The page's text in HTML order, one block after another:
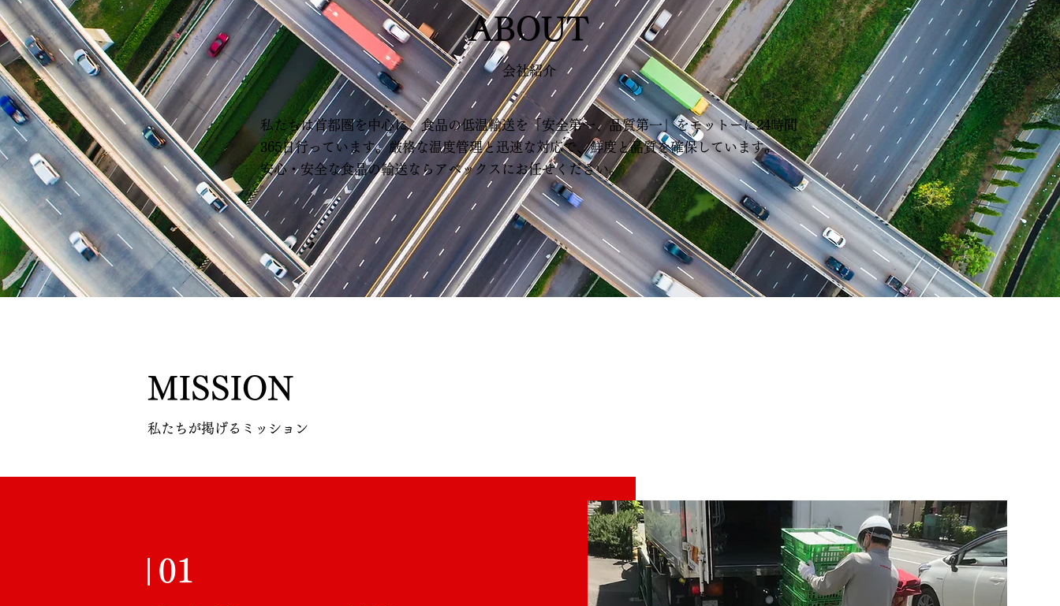
ABOUT
会社紹介
私たちは首都圏を中心に、食品の低温輸送を「安全第一、品質第一」をモットーに24時間
365日行っています。厳格な温度管理と迅速な対応で、鮮度と品質を確保しています。
安心・安全な食品の輸送ならアベックスにお任せください。
MISSION
私たちが掲げるミッション
01